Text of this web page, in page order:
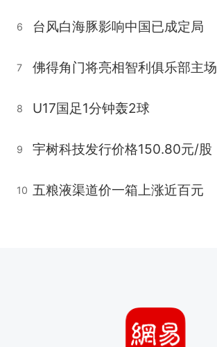
6 台风白海豚影响中国已成定局
7 佛得角门将亮相智利俱乐部主场
8 U17国足1分钟轰2球
9 宇树科技发行价格150.80元/股
10 五粮液渠道价一箱上涨近百元